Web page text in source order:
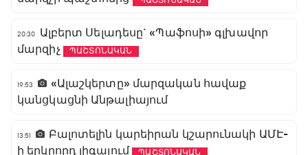
20:30
Ալբերտ Սելադեսը` «Պաֆոսի» գլխավոր
մարզիչ
ՊԱՇՏՈՆԱԿԱՆ
19:53
«Ալաշկերտը» մարզական հավաք
կանցկացնի Անթալիայում
13:51
Բալոտելին կարեիրան կշարունակի ԱՄԷ-
ի երկրորդ լիգայում
ՊԱՇՏՈՆԱԿԱՆ